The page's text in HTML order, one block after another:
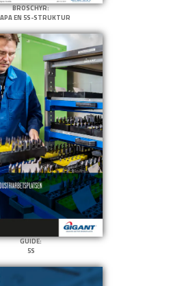
BROSCHYR:
EN 5S-STRUKTUR
GUIDE:
5S